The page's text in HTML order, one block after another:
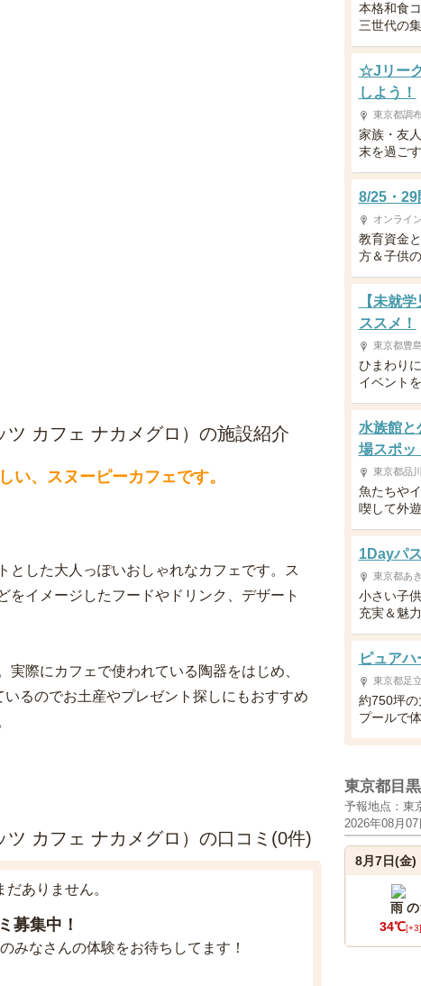
カフェ ナカメグロ）の施設紹介
、スヌーピーカフェです。
とした大人っぽいおしゃれなカフェです。ス
をイメージしたフードやドリンク、デザート
際にカフェで使われている陶器をはじめ、
るのでお土産やプレゼント探しにもおすすめ
カフェ ナカメグロ）の口コミ(0件)
だありません。
募集中！
みなさんの体験をお待ちしてます！
本格和食
三世代の
☆Jリー
しよう！
東京都調
家族・友
末を過ごす
8/25・29
オンライン
教育資金
方＆子供
【未就
ススメ！
東京都豊
ひまわり
イベント
水族館と
場スポッ
東京都品
魚たちや
喫して外
1Dayパ
東京都あ
小さい子
充実＆魅
ピュア
東京都足
約750坪
プールで
東京都目
予報地点：東
2026年08月
8月7日(金)
雨
34℃[+3]